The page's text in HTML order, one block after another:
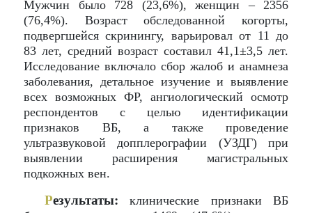
Мужчин было 728 (23,6%), женщин – 2356
(76,4%). Возраст обследованной когорты,
подвергшейся скринингу, варьировал от 11 до
83 лет, средний возраст составил 41,1±3,5 лет.
Исследование включало сбор жалоб и анамнеза
заболевания, детальное изучение и выявление
всех возможных ФР, ангиологический осмотр
респондентов с целью идентификации
признаков ВБ, а также проведение
ультразвуковой допплерографии (УЗДГ) при
выявлении расширения магистральных
подкожных вен.
Результаты: клинические признаки ВБ